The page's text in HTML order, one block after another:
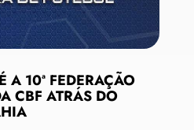
A 10ª FEDERAÇÃO
CBF ATRÁS DO